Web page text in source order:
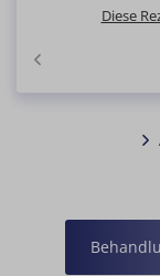
Diese